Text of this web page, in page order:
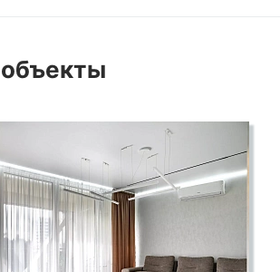
объекты